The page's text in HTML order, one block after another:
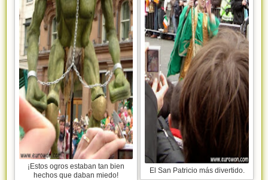
¡Estos ogros estaban tan bien
hechos que daban miedo!
El San Patricio más divertido.